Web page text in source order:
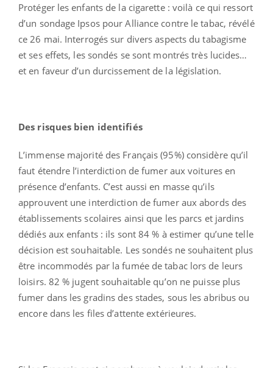
Protéger les enfants de la cigarette : voilà ce qui ressort
d’un sondage Ipsos pour Alliance contre le tabac, révélé
ce 26 mai. Interrogés sur divers aspects du tabagisme
et ses effets, les sondés se sont montrés très lucides…
et en faveur d’un durcissement de la législation.
Des risques bien identifiés
L’immense majorité des Français (95%) considère qu’il
faut étendre l’interdiction de fumer aux voitures en
présence d’enfants. C’est aussi en masse qu’ils
approuvent une interdiction de fumer aux abords des
établissements scolaires ainsi que les parcs et jardins
dédiés aux enfants : ils sont 84 % à estimer qu’une telle
décision est souhaitable. Les sondés ne souhaitent plus
être incommodés par la fumée de tabac lors de leurs
loisirs. 82 % jugent souhaitable qu’on ne puisse plus
fumer dans les gradins des stades, sous les abribus ou
encore dans les files d’attente extérieures.